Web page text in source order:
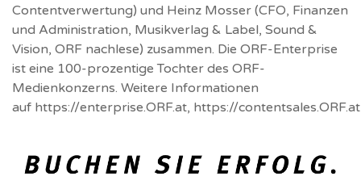
Contentverwertung) und Heinz Mosser (CFO, Finanzen
und Administration, Musikverlag & Label, Sound &
Vision, ORF nachlese) zusammen. Die ORF-Enterprise
ist eine 100-prozentige Tochter des ORF-
Medienkonzerns. Weitere Informationen
auf https://enterprise.ORF.at, https://